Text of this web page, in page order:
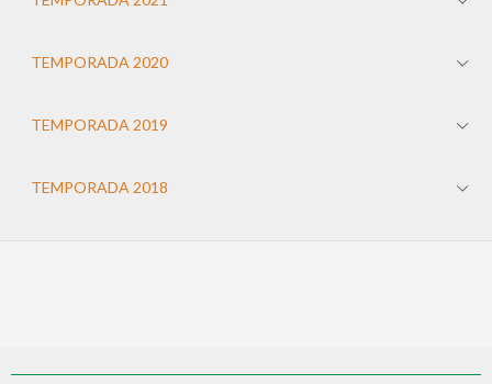
TEMPORADA 2020
TEMPORADA 2019
TEMPORADA 2018